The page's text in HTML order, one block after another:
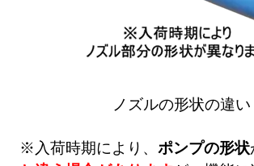
ノズルの形状の違い
※入荷時期により、ポンプの形状